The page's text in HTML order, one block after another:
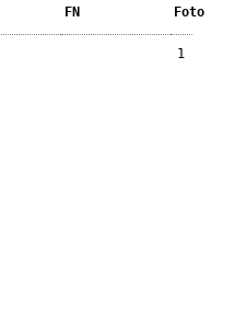
FN Foto
1